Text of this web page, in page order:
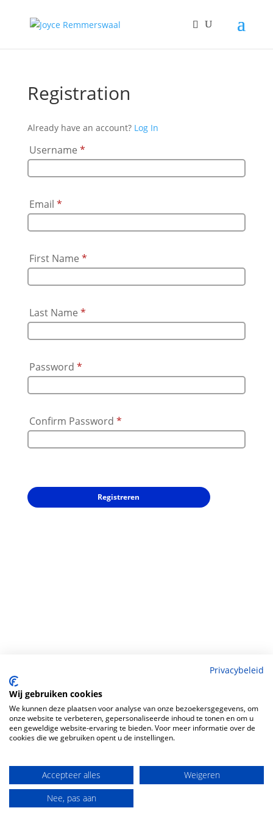
Registration
Already have an account? Log In
Username *
Email *
First Name *
Last Name *
Password *
Confirm Password *
info@joyceremmerswaal.nl
KvK 68946287 NL004891717B10
© 2026 Joyce Remmerswaal
Privacybeleid
Wij gebruiken cookies
We kunnen deze plaatsen voor analyse van onze bezoekersgegevens, om
onze website te verbeteren, gepersonaliseerde inhoud te tonen en om u
een geweldige website-ervaring te bieden. Voor meer informatie over de
cookies die we gebruiken opent u de instellingen.
Accepteer alles
Weigeren
Nee, pas aan